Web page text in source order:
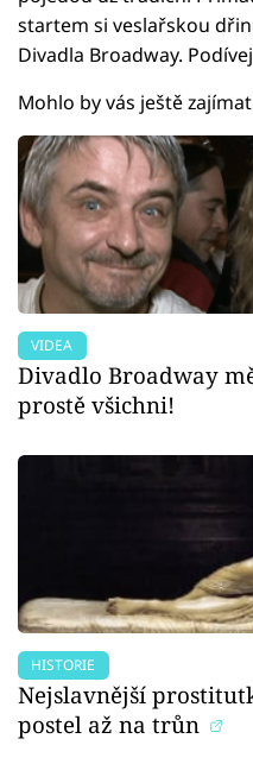
startem si veslařskou
Divadla Broadway.
Mohlo by vás ještě
VIDEA
Divadlo Broadway
prostě všichni!
HISTORIE
Nejslavnější
postel až na trůn